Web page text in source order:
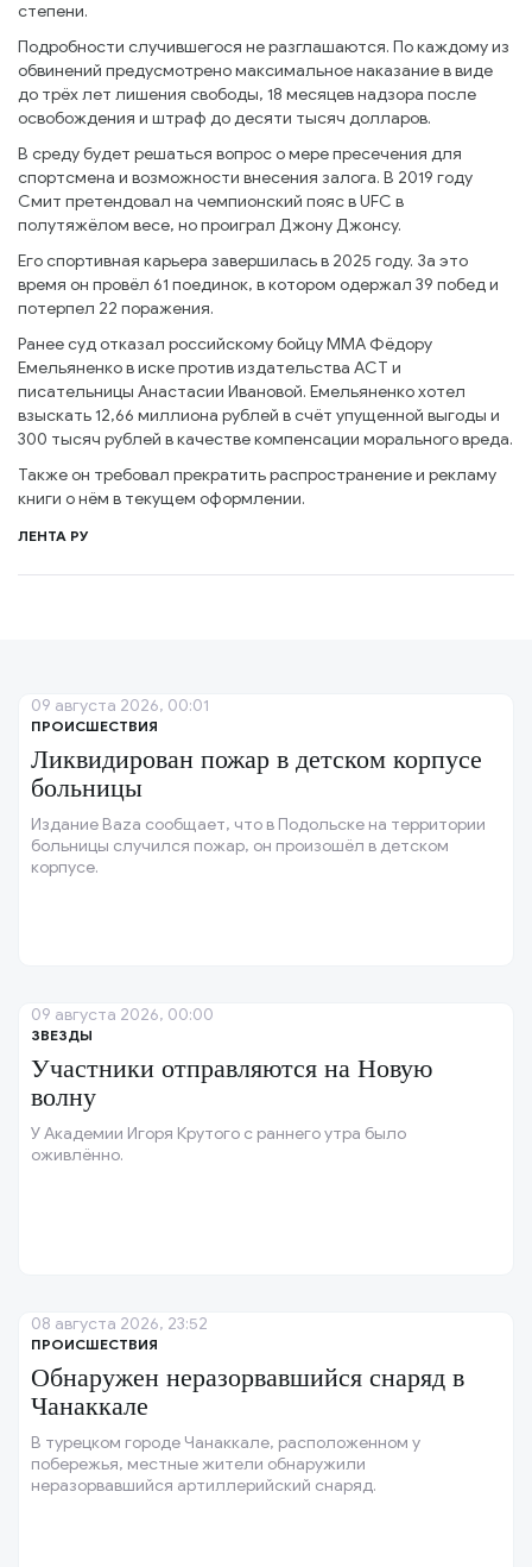
степени.
Подробности случившегося не разглашаются. По каждому из
обвинений предусмотрено максимальное наказание в виде
до трёх лет лишения свободы, 18 месяцев надзора после
освобождения и штраф до десяти тысяч долларов.
В среду будет решаться вопрос о мере пресечения для
спортсмена и возможности внесения залога. В 2019 году
Смит претендовал на чемпионский пояс в UFC в
полутяжёлом весе, но проиграл Джону Джонсу.
Его спортивная карьера завершилась в 2025 году. За это
время он провёл 61 поединок, в котором одержал 39 побед и
потерпел 22 поражения.
Ранее суд отказал российскому бойцу MMA Фёдору
Емельяненко в иске против издательства АСТ и
писательницы Анастасии Ивановой. Емельяненко хотел
взыскать 12,66 миллиона рублей в счёт упущенной выгоды и
300 тысяч рублей в качестве компенсации морального вреда.
Также он требовал прекратить распространение и рекламу
книги о нём в текущем оформлении.
ЛЕНТА РУ
ПРОИСШЕСТВИЯ
Ликвидирован пожар в детском корпусе
больницы
Издание Baza сообщает, что в Подольске на территории
больницы случился пожар, он произошёл в детском
корпусе.
09 августа 2026, 00:01
ЗВЕЗДЫ
Участники отправляются на Новую
волну
У Академии Игоря Крутого с раннего утра было
оживлённо.
09 августа 2026, 00:00
ПРОИСШЕСТВИЯ
Обнаружен неразорвавшийся снаряд в
Чанаккале
В турецком городе Чанаккале, расположенном у
побережья, местные жители обнаружили
неразорвавшийся артиллерийский снаряд.
08 августа 2026, 23:52